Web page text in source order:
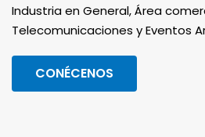
Industria en General, Área
Telecomunicaciones y Eventos
CONÉCENOS